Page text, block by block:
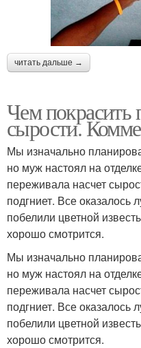
читать дальше →
Чем покрасить
сырости.
Мы изначально
но муж настоял на
переживала насчет
подгниет. Все
побелили цветной
хорошо смотрится.
Мы изначально
но муж настоял на
переживала насчет
подгниет. Все
побелили цветной
хорошо смотрится.